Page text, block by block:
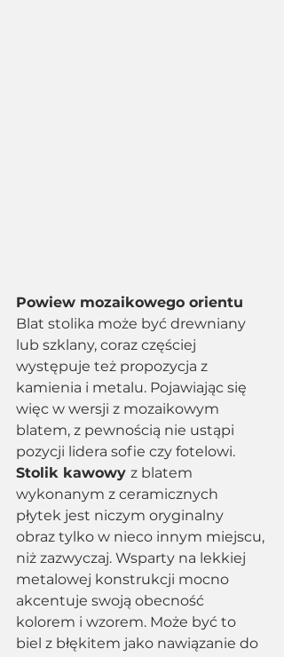
Powiew mozaikowego orientu
Blat stolika może być drewniany
lub szklany, coraz częściej
występuje też propozycja z
kamienia i metalu. Pojawiając się
więc w wersji z mozaikowym
blatem, z pewnością nie ustąpi
pozycji lidera sofie czy fotelowi.
Stolik kawowy z blatem
wykonanym z ceramicznych
płytek jest niczym oryginalny
obraz tylko w nieco innym miejscu,
niż zazwyczaj. Wsparty na lekkiej
metalowej konstrukcji mocno
akcentuje swoją obecność
kolorem i wzorem. Może być to
biel z błękitem jako nawiązanie do